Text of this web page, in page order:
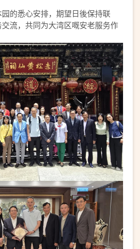
的悉心安排，期望日後保持联
流，共同为大湾区嘅安老服务作